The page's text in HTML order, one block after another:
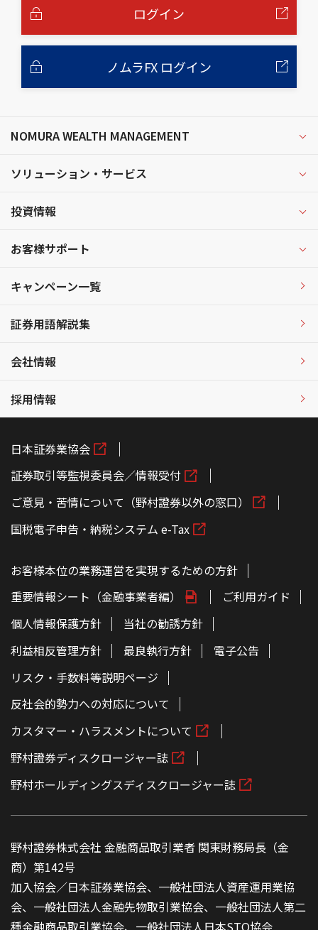
ログイン
ノムラFX ログイン
NOMURA WEALTH MANAGEMENT
ソリューション・サービス
投資情報
お客様サポート
キャンペーン一覧
証券用語解説集
会社情報
採用情報
日本証券業協会
証券取引等監視委員会／情報受付
ご意見・苦情について（野村證券以外の窓口）
国税電子申告・納税システム e-Tax
お客様本位の業務運営を実現するための方針
重要情報シート（金融事業者編）
ご利用ガイド
個人情報保護方針
当社の勧誘方針
利益相反管理方針
最良執行方針
電子公告
リスク・手数料等説明ページ
反社会的勢力への対応について
カスタマー・ハラスメントについて
野村證券ディスクロージャー誌
野村ホールディングスディスクロージャー誌
野村證券株式会社 金融商品取引業者 関東財務局長（金
商）第142号
加入協会／日本証券業協会、一般社団法人資産運用業協
会、一般社団法人金融先物取引業協会、一般社団法人第二